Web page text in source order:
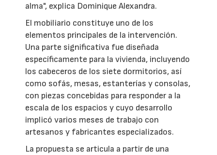
alma", explica Dominique Alexandra.
El mobiliario constituye uno de los
elementos principales de la intervención.
Una parte significativa fue diseñada
específicamente para la vivienda, incluyendo
los cabeceros de los siete dormitorios, así
como sofás, mesas, estanterías y consolas,
con piezas concebidas para responder a la
escala de los espacios y cuyo desarrollo
implicó varios meses de trabajo con
artesanos y fabricantes especializados.
La propuesta se articula a partir de una